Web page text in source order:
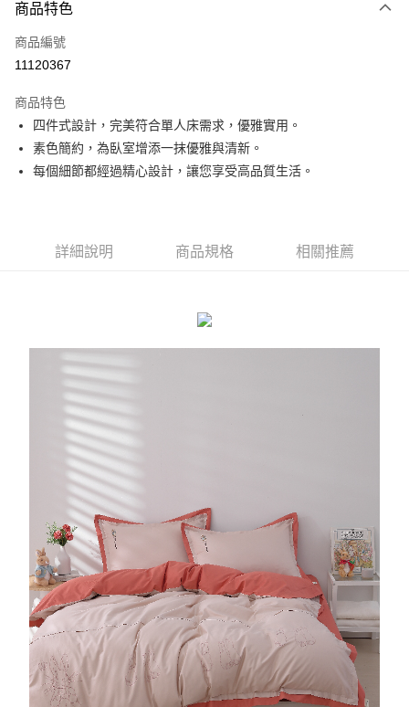
信用卡一次付款
ATM付款
運送方式
新竹物流
每筆NT$100，滿NT$5,000(含以上)免運費
商品特色
商品編號
11120367
商品特色
四件式設計，完美符合單人床需求，優雅實用。
素色簡約，為臥室增添一抹優雅與清新。
每個細節都經過精心設計，讓您享受高品質生活。
詳細說明 商品規格 相關推薦